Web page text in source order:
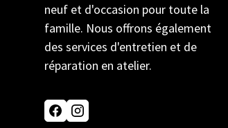
neuf et d'occasion pour toute la
famille. Nous offrons également
des services d'entretien et de
réparation en atelier.
FacebookInstagram